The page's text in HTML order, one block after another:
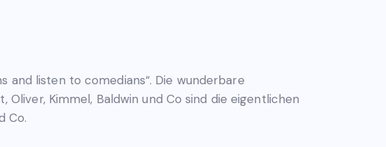
and listen to comedians“. Die wunderbare
Kimmel, Baldwin und Co sind die eigentlichen
Co.